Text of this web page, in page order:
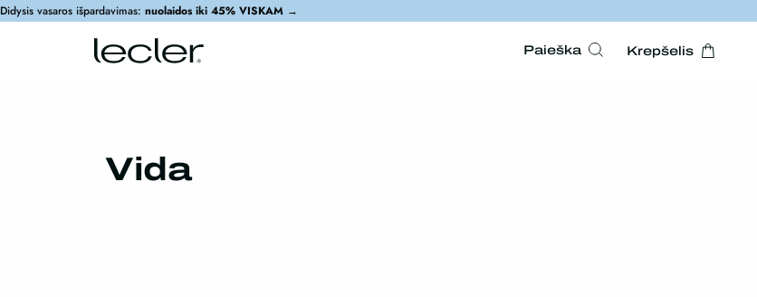
Didysis vasaros išpardavimas: nuolaidos iki 45% VISKAM→
Paieška Krepšelis
Vida